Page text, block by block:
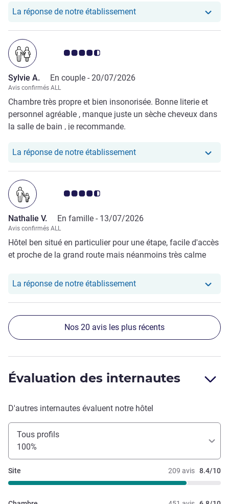
La réponse de notre établissementNotre hôtel a repondu au
Note Avis clients 4.5/5
Sylvie A. En couple - 20/07/2026
Avis confirmés ALL
Chambre très propre et bien insonorisée. Bonne literie et
personnel agréable , manque juste un sèche cheveux dans
la salle de bain , je recommande.
La réponse de notre établissementNotre hôtel a repondu au
Note Avis clients 4.5/5
Nathalie V. En famille - 13/07/2026
Avis confirmés ALL
Hôtel ben situé en particulier pour une étape, facile d'accès
et proche de la grand route mais néanmoins très calme
La réponse de notre établissementNotre hôtel a repondu au
Nos 20 avis les plus récents
Évaluation des internautes
D'autres internautes évaluent notre hôtel
Tous profils
100%
209 avis 8.4/10
Site